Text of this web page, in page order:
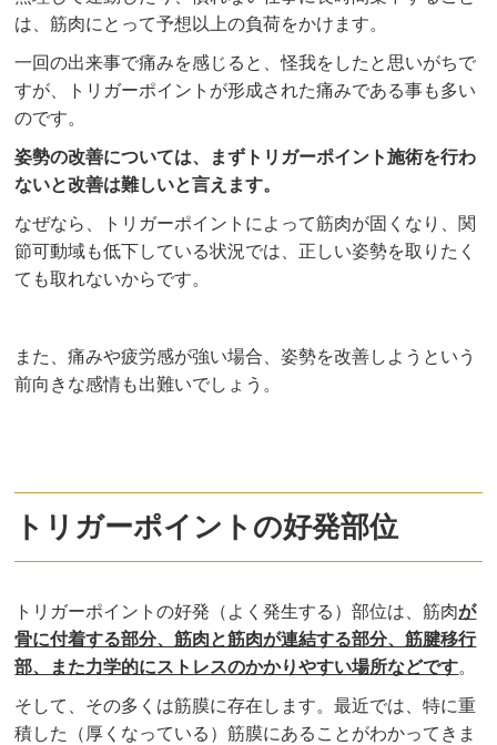
は、筋肉にとって予想以上の負荷をかけます。
一回の出来事で痛みを感じると、怪我をしたと思いがちで
すが、トリガーポイントが形成された痛みである事も多い
のです。
姿勢の改善については、まずトリガーポイント施術を行わ
ないと改善は難しいと言えます。
なぜなら、トリガーポイントによって筋肉が固くなり、関
節可動域も低下している状況では、正しい姿勢を取りたく
ても取れないからです。
また、痛みや疲労感が強い場合、姿勢を改善しようという
前向きな感情も出難いでしょう。
トリガーポイントの好発部位
トリガーポイントの好発（よく発生する）部位は、筋肉が
骨に付着する部分、筋肉と筋肉が連結する部分、筋腱移行
部、また力学的にストレスのかかりやすい場所などです。
そして、その多くは筋膜に存在します。最近では、特に重
積した（厚くなっている）筋膜にあることがわかってきま